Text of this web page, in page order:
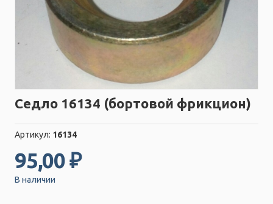
Седло 16134 (бортовой фрикцион)
Артикул: 16134
95,00 ₽
В наличии